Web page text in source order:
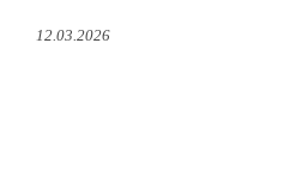
12.03.2026